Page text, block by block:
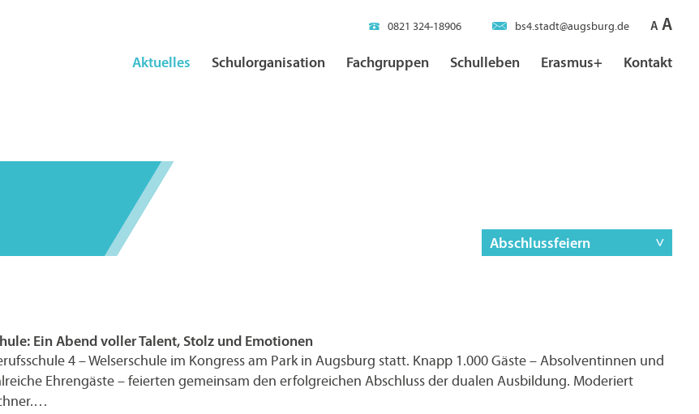
0821 324-18906 bs4.stadt@augsburg.de A A
Aktuelles Schulorganisation Fachgruppen Schulleben Erasmus+ Kontakt
Abschlussfeiern
Ein Abend voller Talent, Stolz und Emotionen
4 – Welserschule im Kongress am Park in Augsburg statt. Knapp 1.000 Gäste – Absolventinnen und
Ehrengäste – feierten gemeinsam den erfolgreichen Abschluss der dualen Ausbildung. Moderiert